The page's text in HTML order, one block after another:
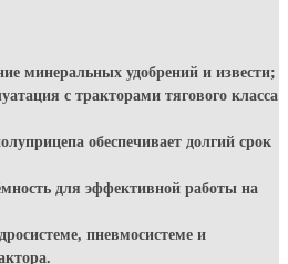
минеральных удобрений и извести;
с тракторами тягового класса
обеспечивает долгий срок
для эффективной работы на
пневмосистеме и